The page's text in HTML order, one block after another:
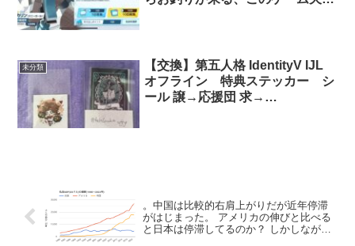
未分類
【交換】第五人格 IdentityV IJL
オフライン 特典ステッカー シ
ール 譲→応援団 求→
。中国は比較的右肩上がりだが近年停滞
がはじまった。 アメリカの伸びと比べる
と日本は停滞してるのか？ しかしながら